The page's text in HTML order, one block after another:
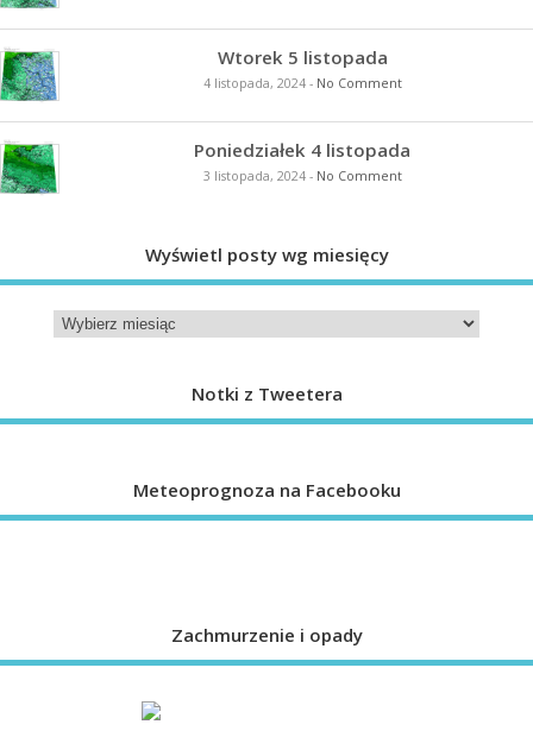
Wtorek 5 listopada
4 listopada, 2024- No Comment
Poniedziałek 4 listopada
3 listopada, 2024- No Comment
Wyświetl posty wg miesięcy
Notki z Tweetera
Meteoprognoza na Facebooku
Zachmurzenie i opady